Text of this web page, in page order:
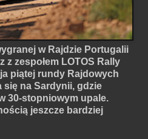
w Rajdzie Portugalii
z zespołem LOTOS Rally
piątej rundy Rajdowych
się na Sardynii, gdzie
30-stopniowym upale.
jeszcze bardziej